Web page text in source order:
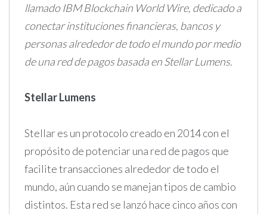
llamado IBM Blockchain World Wire, dedicado a
conectar instituciones financieras, bancos y
personas alrededor de todo el mundo por medio
de una red de pagos basada en Stellar Lumens.
Stellar Lumens
Stellar es un protocolo creado en 2014 con el
propósito de potenciar una red de pagos que
facilite transacciones alrededor de todo el
mundo, aún cuando se manejan tipos de cambio
distintos. Esta red se lanzó hace cinco años con